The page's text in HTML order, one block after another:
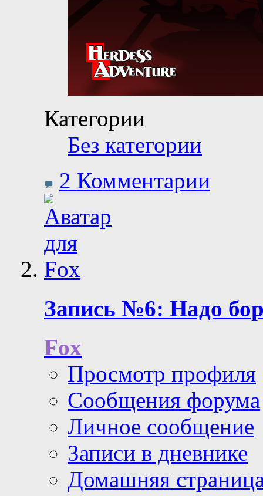
Категории
Без категории
2 Комментарии
Запись №6: Надо
Fox
Просмотр профиля
Сообщения форума
Личное сообщение
Записи в дневнике
Домашняя